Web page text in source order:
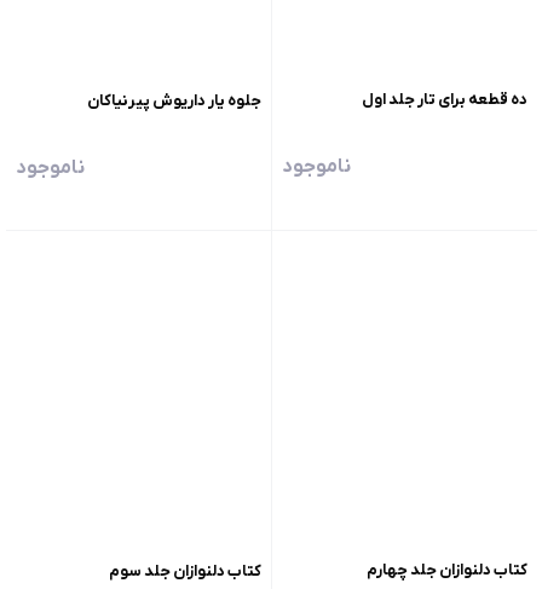
ده قطعه برای تار جلد اول
ناموجود
جلوه یار داریوش پیرنیاکان
ناموجود
کتاب دلنوازان جلد چهارم کتاب دلنوازان جلد سوم